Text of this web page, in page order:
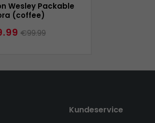
Wesley Packable
(coffee)
€99.99
Kundeservice